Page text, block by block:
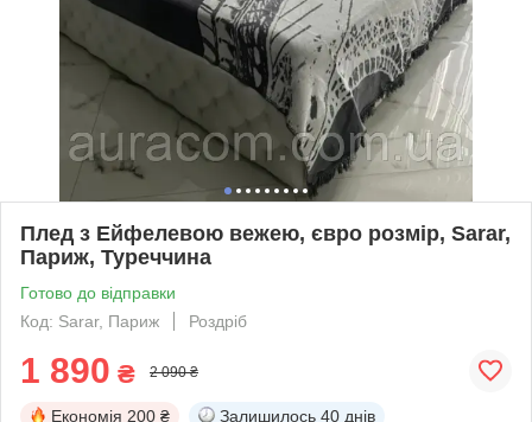
Плед з Ейфелевою вежею, євро розмір, Sarar,
Париж, Туреччина
Готово до відправки
Код: Sarar, Париж
Роздріб
1 890 ₴ 2 090 ₴
Економія 200 ₴ Залишилось 40 днів